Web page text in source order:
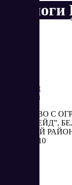
Market
Реквизиты
ОБЩЕСТВО С
“АБЕСТРЕЙД”,
МИНСКИЙ
2, КОМ. 310